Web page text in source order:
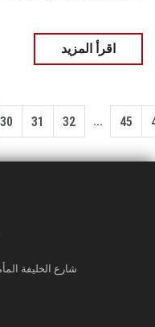
اقرأ المزيد
30 31 32 ... 45
شارع الخليفة